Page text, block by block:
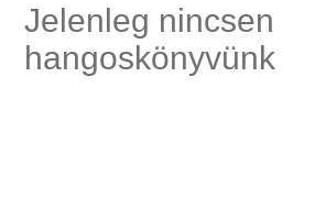
Jelenleg nincsen
hangoskönyvünk